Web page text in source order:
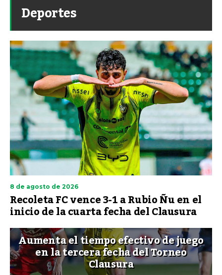
Deportes
8 de agosto de 2026
Recoleta FC vence 3-1 a Rubio Ñu en el
inicio de la cuarta fecha del Clausura
Aumenta el tiempo efectivo de juego
en la tercera fecha del Torneo
Clausura